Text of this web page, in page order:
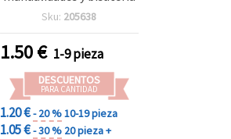
Sku: 205638
1.50€ 1-9 pieza
DESCUENTOS
PARA CANTIDAD
1.20 €- 20 %10-19 pieza
1.05 €- 30 % 20 pieza +